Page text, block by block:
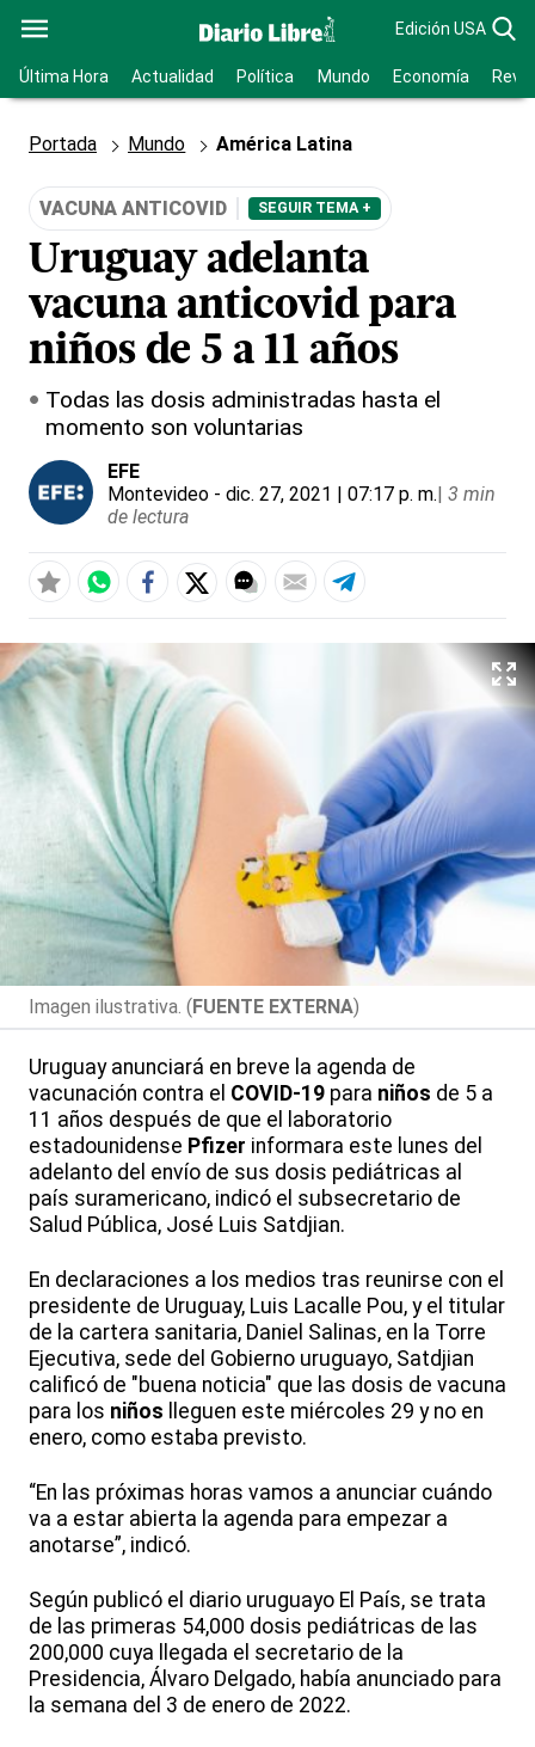
Edición USA
Última Hora Actualidad Política Mundo Economía
Portada Mundo América Latina
VACUNA ANTICOVID SEGUIR TEMA +
Uruguay adelanta
vacuna anticovid para
niños de 5 a 11 años
Todas las dosis administradas hasta el
momento son voluntarias
EFE
Montevideo - dic. 27, 2021 | 07:17 p. m.| 3 min
de lectura
Imagen ilustrativa. (FUENTE EXTERNA)
Uruguay anunciará en breve la agenda de
vacunación contra el COVID-19 para niños de 5 a
11 años después de que el laboratorio
estadounidense Pfizer informara este lunes del
adelanto del envío de sus dosis pediátricas al
país suramericano, indicó el subsecretario de
Salud Pública, José Luis Satdjian.
En declaraciones a los medios tras reunirse con el
presidente de Uruguay, Luis Lacalle Pou, y el titular
de la cartera sanitaria, Daniel Salinas, en la Torre
Ejecutiva, sede del Gobierno uruguayo, Satdjian
calificó de "buena noticia" que las dosis de vacuna
para los niños lleguen este miércoles 29 y no en
enero, como estaba previsto.
“En las próximas horas vamos a anunciar cuándo
va a estar abierta la agenda para empezar a
anotarse”, indicó.
Según publicó el diario uruguayo El País, se trata
de las primeras 54,000 dosis pediátricas de las
200,000 cuya llegada el secretario de la
Presidencia, Álvaro Delgado, había anunciado para
la semana del 3 de enero de 2022.